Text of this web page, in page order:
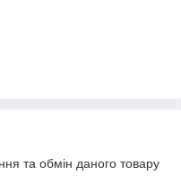
та обмін даного товару